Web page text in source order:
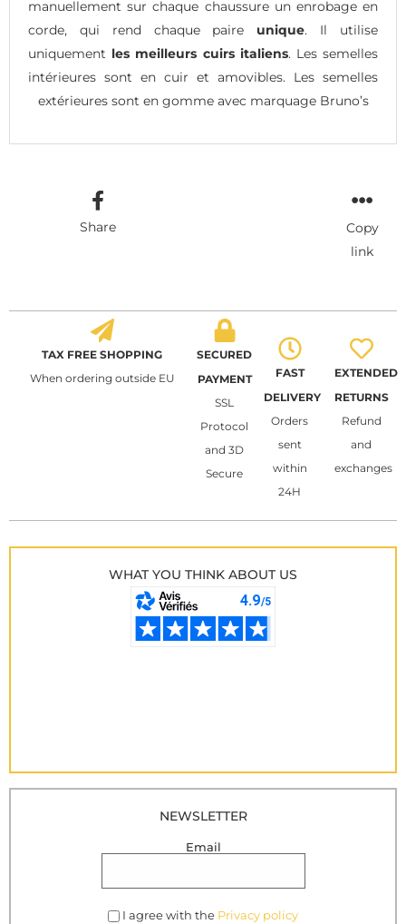
manuellement sur chaque chaussure un enrobage en
corde, qui rend chaque paire unique. Il utilise
uniquement les meilleurs cuirs italiens. Les semelles
intérieures sont en cuir et amovibles. Les semelles
extérieures sont en gomme avec marquage Bruno’s
Share
Copy
link
TAX FREE SHOPPING
When ordering outside EU
SECURED
PAYMENT
SSL
Protocol
and 3D
Secure
FAST
DELIVERY
Orders
sent
within
24H
EXTENDED
RETURNS
Refund
and
exchanges
WHAT YOU THINK ABOUT US
NEWSLETTER
Email
I agree with the Privacy policy